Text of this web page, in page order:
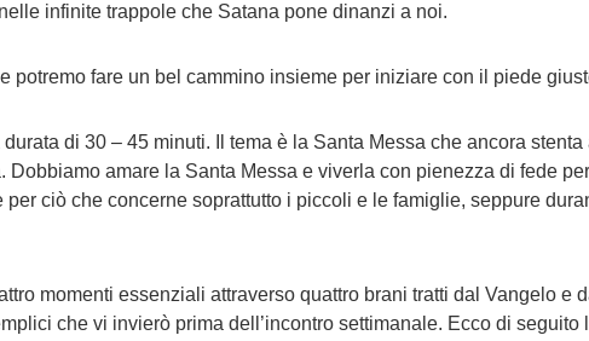
infinite trappole che Satana pone dinanzi a noi.
potremo fare un bel cammino insieme per iniziare con il piede
di 30 – 45 minuti. Il tema è la Santa Messa che ancora
amare la Santa Messa e viverla con pienezza di fede
per ciò che concerne soprattutto i piccoli e le famiglie, seppure
momenti essenziali attraverso quattro brani tratti dal Vangelo e
che vi invierò prima dell’incontro settimanale. Ecco di seguito